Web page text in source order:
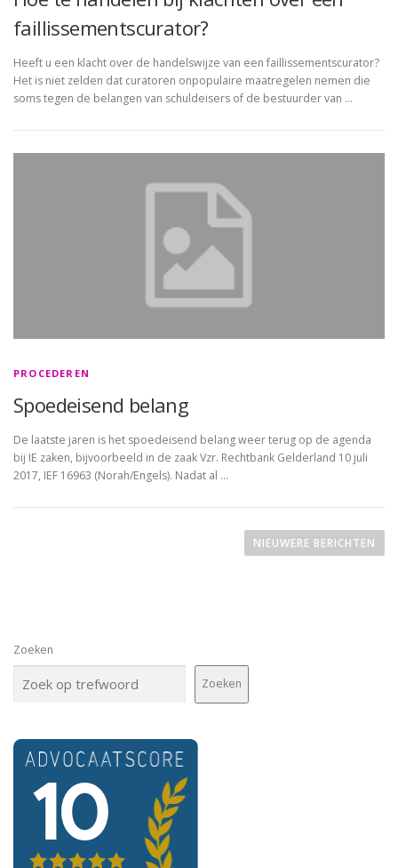
faillissementscurator?
Heeft u een klacht over de handelswijze van een faillissementscurator?
Het is niet zelden dat curatoren onpopulaire maatregelen nemen die
soms tegen de belangen van schuldeisers of de bestuurder van …
PROCEDEREN
Spoedeisend belang
De laatste jaren is het spoedeisend belang weer terug op de agenda
bij IE zaken, bijvoorbeeld in de zaak Vzr. Rechtbank Gelderland 10 juli
2017, IEF 16963 (Norah/Engels). Nadat al …
t
e
a
NIEUWERE BERICHTEN
Zoeken
Zoeken